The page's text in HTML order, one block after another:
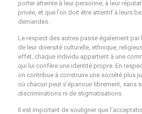
porter atteinte à leur personne, à leur
privée, et que l’on doit être attentif à leurs
demandes.
Le respect des autres passe également par
de leur diversité culturelle, ethnique,
effet, chaque individu appartient à une
qui lui confère une identité propre. En
on contribue à construire une société plus
où chacun peut s’épanouir librement, sans
discriminations ni de stigmatisations.
Il est important de souligner que